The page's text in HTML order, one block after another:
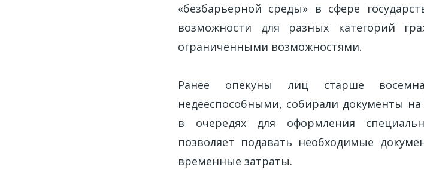
«безбарьерной среды» в сфере
возможности для разных категорий
ограниченными возможностями.
Ранее опекуны лиц старше
недееспособными, собирали документы
в очередях для оформления
позволяет подавать необходимые
временные затраты.